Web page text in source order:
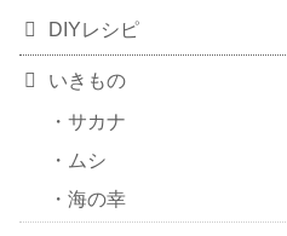
DIYレシピ
いきもの
サカナ
ムシ
海の幸